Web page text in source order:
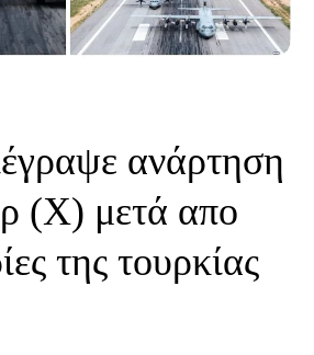
ανάρτηση
(X) μετά απο
της τουρκίας